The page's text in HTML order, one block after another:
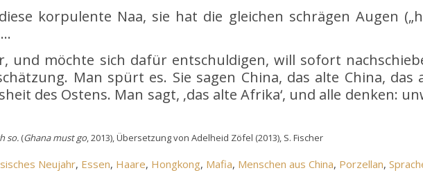
korpulente Naa, sie hat die gleichen schrägen Augen
und möchte sich dafür entschuldigen, will sofort
Man spürt es. Sie sagen China, das alte China, das
des Ostens. Man sagt, ‚das alte Afrika‘, und alle denken:
so. (Ghana must go, 2013), Übersetzung von Adelheid Zöfel (2013), S. Fischer
Neujahr, Essen, Haare, Hongkong, Mafia, Menschen aus China, Porzellan,